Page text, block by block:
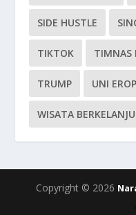
SIDE HUSTLE
TIKTOK TIMNAS
TRUMP UNI
WISATA
Copyright © 2026